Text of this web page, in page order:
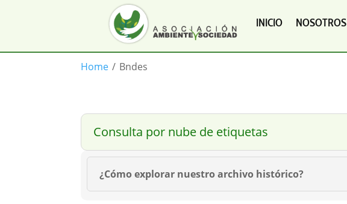
INICIO NOSOTROS
Home / Bndes
Consulta por nube de etiquetas
¿Cómo explorar nuestro archivo histórico?